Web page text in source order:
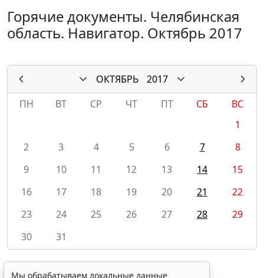
Горячие документы. Челябинская
область. Навигатор. Октябрь 2017
ОКТЯБРЬ
2017
ПН
ВТ СР ЧТ ПТ СБ
ВС
1
2
3 4 5 6 7
8
9
10 11 12 13 14
15
16
17 18 19 20 21
22
23
24 25 26 27 28
29
30
31
Мы обрабатываем локальные данные